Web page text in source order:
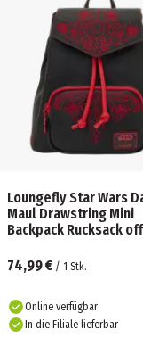
Loungefly Star Wars
Maul Drawstring Mini
Backpack Rucksack
74,99 € / 1 Stk.
Online verfügbar
In die Filiale lieferbar